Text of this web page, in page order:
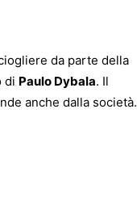
da parte della
di Paulo Dybala. Il
anche dalla società.